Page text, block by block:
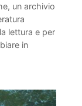
un archivio
lettura e per
in